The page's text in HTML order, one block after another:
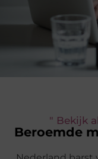
" Bekijk
Beroemde